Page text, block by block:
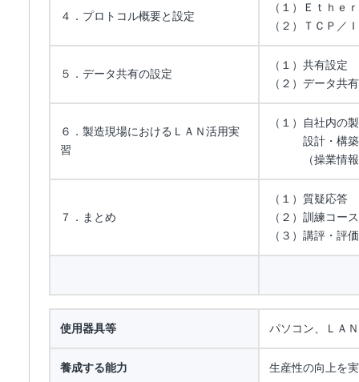
４．プロトコル概要と設定
（１）Ｅｔｈｅ
（２）ＴＣＰ／
５．データ共有の設定
（１）共有設定
（２）データ共
６．製造現場におけるＬＡＮ活用実
習
（１）自社内の
設計・構築
（操業情報の
７．まとめ
（１）質疑応答
（２）訓練コー
（３）講評・評価
使用器具等 パソコン、ＬＡ
養成する能力 生産性の向上を